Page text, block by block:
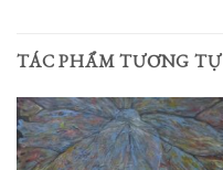
TÁC PHẨM TƯƠNG TỰ